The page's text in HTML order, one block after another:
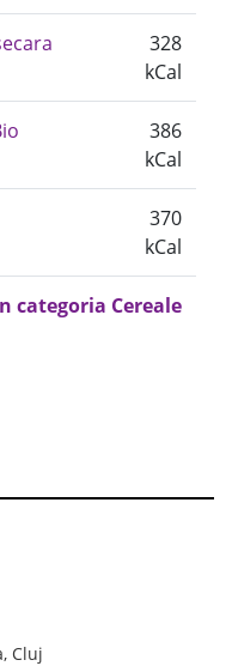
328
kCal
386
kCal
370
kCal
categoria Cereale
Cluj